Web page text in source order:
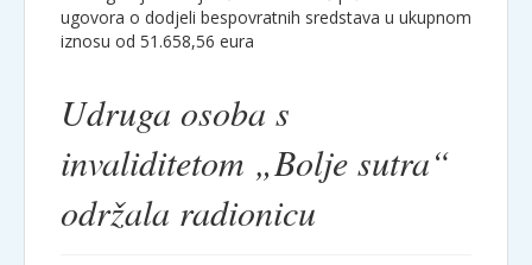
ugovora o dodjeli bespovratnih sredstava u ukupnom
iznosu od 51.658,56 eura
Udruga osoba s
invaliditetom „Bolje sutra“
održala radionicu